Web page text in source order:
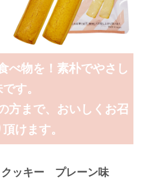
べ物を！素朴でやさし
す。
方まで、おいしくお召
頂けます。
ッキー プレーン味